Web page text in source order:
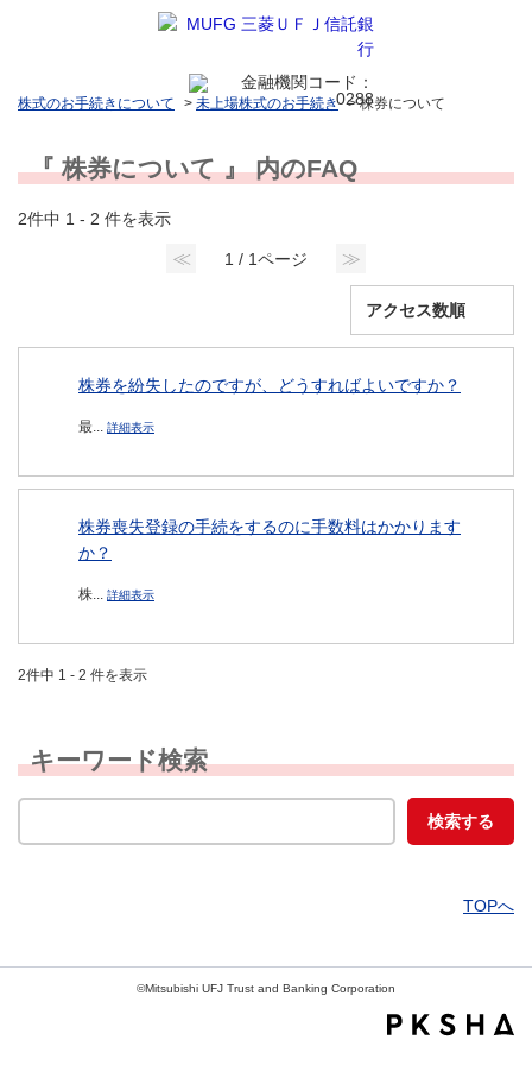
株式のお手続きについて > 未上場株式のお手続き >株券について
『 株券について 』 内のFAQ
2件中 1 - 2 件を表示
≪ 1 / 1ページ ≫
株券を紛失したのですが、どうすればよいですか？
最... 詳細表示
株券喪失登録の手続をするのに手数料はかかります
か？
株... 詳細表示
2件中 1 - 2 件を表示
キーワード検索
TOPへ
©Mitsubishi UFJ Trust and Banking Corporation